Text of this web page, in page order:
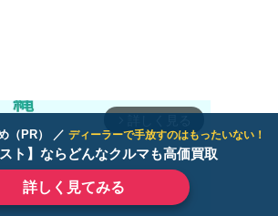
（PR） ／ ディーラーで手放すのはもったいない！
スト】ならどんなクルマも高価買取
詳しく見てみる